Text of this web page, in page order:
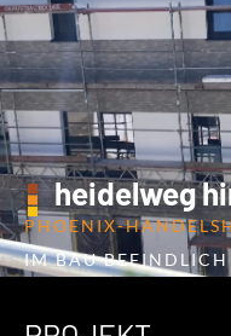
heidelweg
PHOENIX-
IM BAU BEFINDLICH